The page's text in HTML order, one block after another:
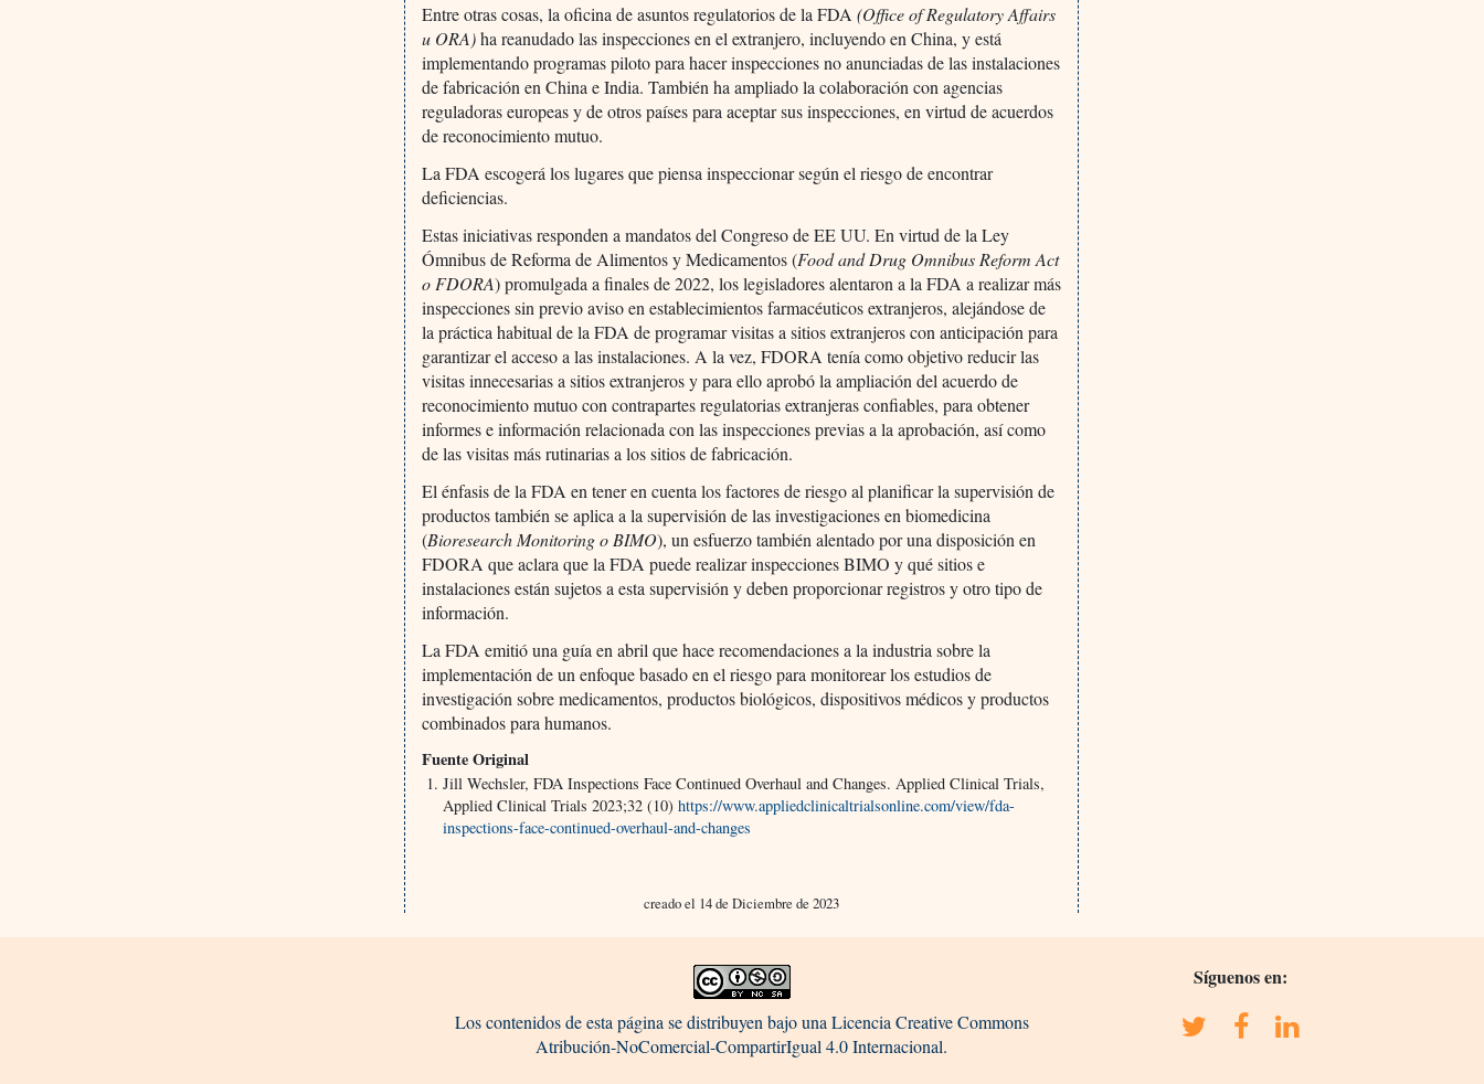
Entre otras cosas, la oficina de asuntos regulatorios de la FDA(Office of Regulatory Affairs
u ORA)ha reanudado las inspecciones en el extranjero, incluyendo en China, y está
implementando programas piloto para hacer inspecciones no anunciadas de las instalaciones
de fabricación en China e India. También ha ampliado la colaboración con agencias
reguladoras europeas y de otros países para aceptar sus inspecciones, en virtud de acuerdos
de reconocimiento mutuo.
La FDA escogerá los lugares que piensa inspeccionar según el riesgo de encontrar
deficiencias.
Estas iniciativas responden a mandatos del Congreso de EE UU. En virtud de la Ley
Ómnibus de Reforma de Alimentos y Medicamentos (Food and Drug Omnibus Reform Act
o FDORA) promulgada a finales de 2022, los legisladores alentaron a la FDA a realizar más
inspecciones sin previo aviso en establecimientos farmacéuticos extranjeros, alejándose de
la práctica habitual de la FDA de programar visitas a sitios extranjeros con anticipación para
garantizar el acceso a las instalaciones. A la vez, FDORA tenía como objetivo reducir las
visitas innecesarias a sitios extranjeros y para ello aprobó la ampliación del acuerdo de
reconocimiento mutuo con contrapartes regulatorias extranjeras confiables, para obtener
informes e información relacionada con las inspecciones previas a la aprobación, así como
de las visitas más rutinarias a los sitios de fabricación.
El énfasis de la FDA en tener en cuenta los factores de riesgo al planificar la supervisión de
productos también se aplica a la supervisión de las investigaciones en biomedicina
(Bioresearch Monitoring o BIMO), un esfuerzo también alentado por una disposición en
FDORA que aclara que la FDA puede realizar inspecciones BIMO y qué sitios e
instalaciones están sujetos a esta supervisión y deben proporcionar registros y otro tipo de
información.
La FDA emitió una guía en abril que hace recomendaciones a la industria sobre la
implementación de un enfoque basado en el riesgo para monitorear los estudios de
investigación sobre medicamentos, productos biológicos, dispositivos médicos y productos
combinados para humanos.
Fuente Original
Jill Wechsler, FDA Inspections Face Continued Overhaul and Changes. Applied Clinical Trials,
Applied Clinical Trials 2023;32 (10)https://www.appliedclinicaltrialsonline.com/view/fda-
inspections-face-continued-overhaul-and-changes
creado el 14 de Diciembre de 2023
Los contenidos de esta página se distribuyen bajo una Licencia Creative Commons
Atribución-NoComercial-CompartirIgual 4.0 Internacional.
Síguenos en: